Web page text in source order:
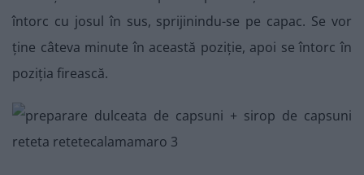
întorc cu josul în sus, sprijinindu-se pe capac. Se vor
ține câteva minute în această poziție, apoi se întorc în
poziția firească.